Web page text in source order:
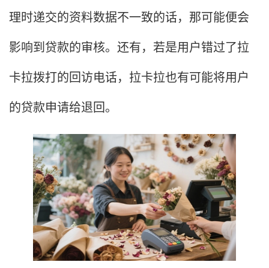
理时递交的资料数据不一致的话，那可能便会
影响到贷款的审核。还有，若是用户错过了拉
卡拉拨打的回访电话，拉卡拉也有可能将用户
的贷款申请给退回。